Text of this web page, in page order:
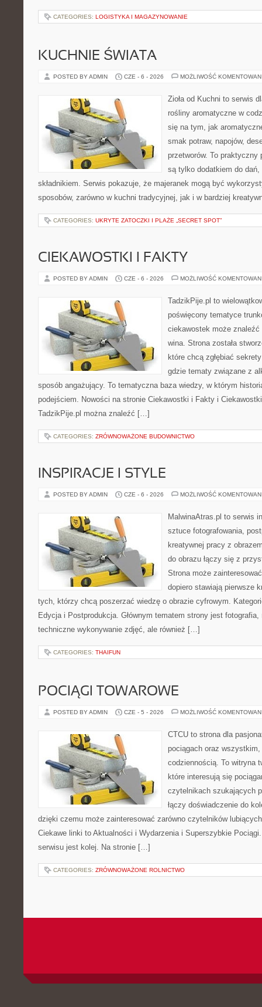
CATEGORIES: LOGISTYKA I MAGAZYNOWANIE
KUCHNIE ŚWIATA
POSTED BY ADMIN CZE - 6 - 2026 MOŻLIWOŚĆ
Zioła od Kuchni to serwis
rośliny aromatyczne w
się na tym, jak
smak potraw, napojów,
przetworów. To praktyczny
są tylko dodatkiem do
składnikiem. Serwis pokazuje, że majeranek mogą być
sposobów, zarówno w kuchni tradycyjnej, jak i w bardziej
CATEGORIES: UKRYTE ZATOCZKI I PLAŻE „SECRET SPOT”
CIEKAWOSTKI I FAKTY
POSTED BY ADMIN CZE - 6 - 2026 MOŻLIWOŚĆ
TadzikPije.pl to
poświęcony tematyce
ciekawostek może
wina. Strona została
które chcą zgłębiać
gdzie tematy związane z
sposób angażujący. To tematyczna baza wiedzy, w którym
podejściem. Nowości na stronie Ciekawostki i Fakty i
TadzikPije.pl można znaleźć […]
CATEGORIES: ZRÓWNOWAŻONE BUDOWNICTWO
INSPIRACJE I STYLE
POSTED BY ADMIN CZE - 6 - 2026 MOŻLIWOŚĆ
MalwinaAtras.pl to serwis
sztuce fotografowania,
kreatywnej pracy z
do obrazu łączy się z
Strona może
dopiero stawiają pierwsze
tych, którzy chcą poszerzać wiedzę o obrazie cyfrowym.
Edycja i Postprodukcja. Głównym tematem strony jest
techniczne wykonywanie zdjęć, ale również […]
CATEGORIES: THAIFUN
POCIĄGI TOWAROWE
POSTED BY ADMIN CZE - 5 - 2026 MOŻLIWOŚĆ
CTCU to strona dla
pociągach oraz
codziennością. To witryna
które interesują się
czytelnikach szukających
łączy doświadczenie do
dzięki czemu może zainteresować zarówno czytelników
Ciekawe linki to Aktualności i Wydarzenia i Superszybkie
serwisu jest kolej. Na stronie […]
CATEGORIES: ZRÓWNOWAŻONE ROLNICTWO